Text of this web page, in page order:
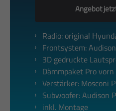
Angebot
Radio: original
Frontsystem:
3D gedruckte
Dämmpaket Pro vorn
Verstärker: Mosconi
Subwoofer: Audison
inkl. Montage